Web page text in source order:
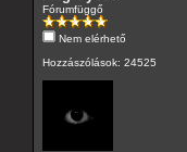
Fórumfüggő
Nem elérhető
Hozzászólások: 24525